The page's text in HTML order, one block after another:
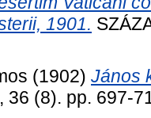
1901.
(1902) János
36 (8). pp. 697-